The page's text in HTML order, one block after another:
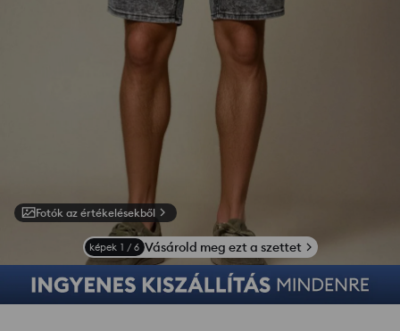
Fotók az értékelésekből
képek 1 / 6 Vásárold meg ezt a szettet